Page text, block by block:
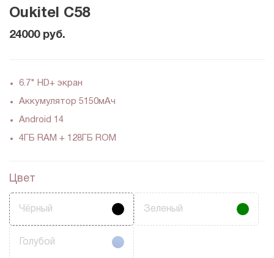
Oukitel C58
24000руб.
6.7" HD+ экран
Аккумулятор 5150мАч
Android 14
4ГБ RAM + 128ГБ ROM
Цвет
Чёрный Зеленый
Голубой